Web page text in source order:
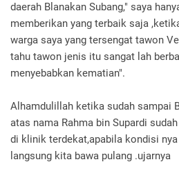
daerah Blanakan Subang," saya
memberikan yang terbaik saja
warga saya yang tersengat tawon
tahu tawon jenis itu sangat lah
menyebabkan kematian".
Alhamdulillah ketika sudah sampai
atas nama Rahma bin Supardi
di klinik terdekat,apabila kondisi
langsung kita bawa pulang .ujarnya